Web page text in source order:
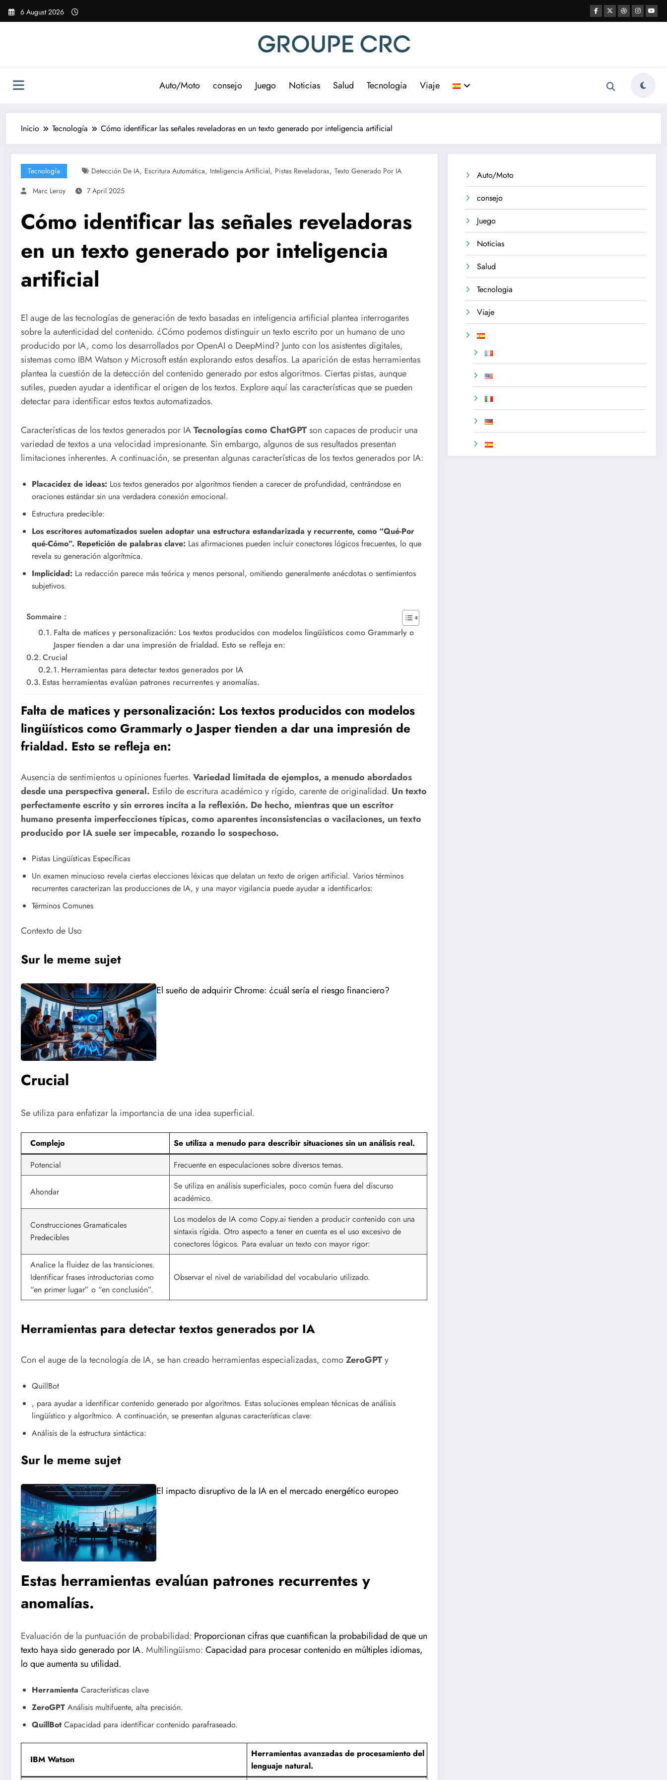
Saltar
6 August 2026
Auto/Moto consejo Juego Noticias Salud Tecnologia Viaje
Inicio Tecnología Cómo identificar las señales reveladoras en un texto generado por inteligencia artificial
Tecnología Detección De IA, Escritura Automática, Inteligencia Artificial, Pistas Reveladoras, Texto Generado Por IA
Marc Leroy
7 April 2025
Cómo identificar las señales reveladoras
en un texto generado por inteligencia
artificial
El auge de las tecnologías de generación de texto basadas en inteligencia artificial plantea interrogantes
sobre la autenticidad del contenido. ¿Cómo podemos distinguir un texto escrito por un humano de uno
producido por IA, como los desarrollados por OpenAI o DeepMind? Junto con los asistentes digitales,
sistemas como IBM Watson y Microsoft están explorando estos desafíos. La aparición de estas herramientas
plantea la cuestión de la detección del contenido generado por estos algoritmos. Ciertas pistas, aunque
sutiles, pueden ayudar a identificar el origen de los textos. Explore aquí las características que se pueden
detectar para identificar estos textos automatizados.
Características de los textos generados por IATecnologías como ChatGPTson capaces de producir una
variedad de textos a una velocidad impresionante. Sin embargo, algunos de sus resultados presentan
limitaciones inherentes. A continuación, se presentan algunas características de los textos generados por IA:
Placacidez de ideas: Los textos generados por algoritmos tienden a carecer de profundidad, centrándose en
oraciones estándar sin una verdadera conexión emocional.
Estructura predecible:
Los escritores automatizados suelen adoptar una estructura estandarizada y recurrente, como “Qué-Por
qué-Cómo”. Repetición de palabras clave: Las afirmaciones pueden incluir conectores lógicos frecuentes, lo que
revela su generación algorítmica.
Implicidad: La redacción parece más teórica y menos personal, omitiendo generalmente anécdotas o sentimientos
subjetivos.
Sommaire :
Falta de matices y personalización: Los textos producidos con modelos lingüísticos como Grammarly o
Jasper tienden a dar una impresión de frialdad. Esto se refleja en:
Crucial
Herramientas para detectar textos generados por IA
Estas herramientas evalúan patrones recurrentes y anomalías.
Falta de matices y personalización: Los textos producidos con modelos
lingüísticos como Grammarly o Jasper tienden a dar una impresión de
frialdad. Esto se refleja en:
Ausencia de sentimientos u opiniones fuertes. Variedad limitada de ejemplos, a menudo abordados
desde una perspectiva general. Estilo de escritura académico y rígido, carente de originalidad. Un texto
perfectamente escrito y sin errores incita a la reflexión. De hecho, mientras que un escritor
humano presenta imperfecciones típicas, como aparentes inconsistencias o vacilaciones, un texto
producido por IA suele ser impecable, rozando lo sospechoso.
Pistas Lingüísticas Específicas
Un examen minucioso revela ciertas elecciones léxicas que delatan un texto de origen artificial. Varios términos
recurrentes caracterizan las producciones de IA, y una mayor vigilancia puede ayudar a identificarlos:
Términos Comunes
Contexto de Uso
Sur le meme sujet
El sueño de adquirir Chrome: ¿cuál sería el riesgo financiero?
Crucial
Se utiliza para enfatizar la importancia de una idea superficial.
Complejo
Se utiliza a menudo para describir situaciones sin un análisis real.
Potencial
Frecuente en especulaciones sobre diversos temas.
Ahondar
Se utiliza en análisis superficiales, poco común fuera del discurso
académico.
Construcciones Gramaticales
Predecibles
Los modelos de IA como Copy.ai tienden a producir contenido con una
sintaxis rígida. Otro aspecto a tener en cuenta es el uso excesivo de
conectores lógicos. Para evaluar un texto con mayor rigor:
Analice la fluidez de las transiciones.
Identificar frases introductorias como
“en primer lugar” o “en conclusión”.
Observar el nivel de variabilidad del vocabulario utilizado.
Herramientas para detectar textos generados por IA
Con el auge de la tecnología de IA, se han creado herramientas especializadas, comoZeroGPTy
QuillBot
, para ayudar a identificar contenido generado por algoritmos. Estas soluciones emplean técnicas de análisis
lingüístico y algorítmico. A continuación, se presentan algunas características clave:
Análisis de la estructura sintáctica:
Sur le meme sujet
El impacto disruptivo de la IA en el mercado energético europeo
Estas herramientas evalúan patrones recurrentes y
anomalías.
Evaluación de la puntuación de probabilidad: Proporcionan cifras que cuantifican la probabilidad de que un
texto haya sido generado por IA. Multilingüismo: Capacidad para procesar contenido en múltiples idiomas,
lo que aumenta su utilidad.
Herramienta Características clave
ZeroGPT Análisis multifuente, alta precisión.
QuillBot Capacidad para identificar contenido parafraseado.
IBM Watson
Herramientas avanzadas de procesamiento del
lenguaje natural.
Auto/Moto
consejo
Juego
Noticias
Salud
Tecnologia
Viaje